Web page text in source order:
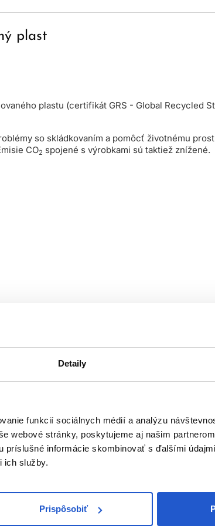
Detaily
funkcií sociálnych médií a analýzu
webové stránky, poskytujeme aj našim
príslušné informácie skombinovať s ďalšími
ich služby.
Prispôsobiť
plast
plastu (certifikát GRS - Global Recycled
so skládkovaním a pomôcť životnému
CO2 spojené s výrobkami sú taktiež znížené.